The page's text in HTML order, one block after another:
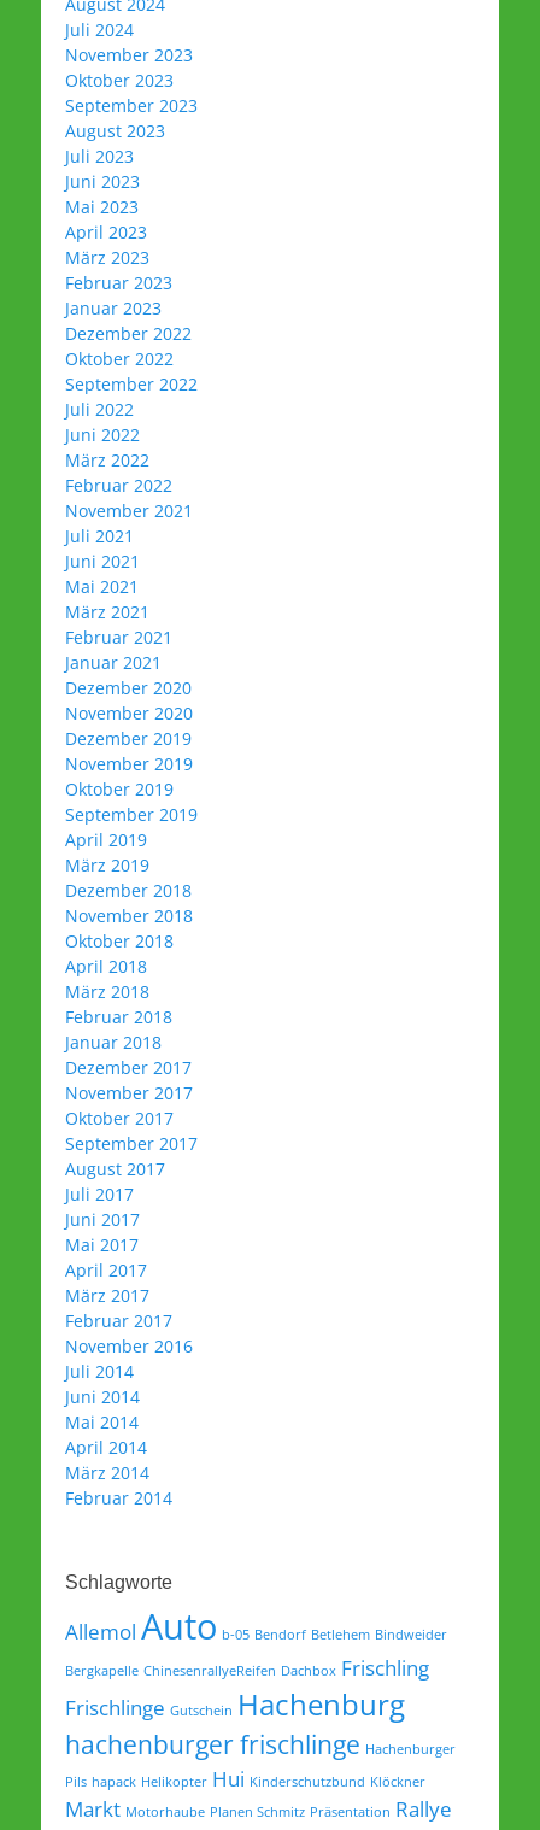
Juli 2024
November 2023
Oktober 2023
September 2023
August 2023
Juli 2023
Juni 2023
Mai 2023
April 2023
März 2023
Februar 2023
Januar 2023
Dezember 2022
Oktober 2022
September 2022
Juli 2022
Juni 2022
März 2022
Februar 2022
November 2021
Juli 2021
Juni 2021
Mai 2021
März 2021
Februar 2021
Januar 2021
Dezember 2020
November 2020
Dezember 2019
November 2019
Oktober 2019
September 2019
April 2019
März 2019
Dezember 2018
November 2018
Oktober 2018
April 2018
März 2018
Februar 2018
Januar 2018
Dezember 2017
November 2017
Oktober 2017
September 2017
August 2017
Juli 2017
Juni 2017
Mai 2017
April 2017
März 2017
Februar 2017
November 2016
Juli 2014
Juni 2014
Mai 2014
April 2014
März 2014
Februar 2014
Schlagworte
Allemol Auto b-05 Bendorf Betlehem Bindweider
Bergkapelle ChinesenrallyeReifen Dachbox Frischling
Frischlinge Gutschein Hachenburg
hachenburger frischlinge Hachenburger
Pils hapack Helikopter Hui Kinderschutzbund Klöckner
Markt Motorhaube Planen Schmitz Präsentation Rallye